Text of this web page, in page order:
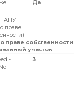
Да
ТАПУ
праве
праве собственности
участок
-
3